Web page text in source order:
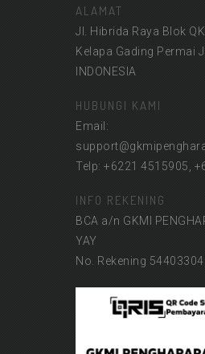
ALAMAT
Jl. Hibrida Raya Blok
Kelapa Gading Permai
INDONESIA
HUBUNGI KAMI
Email:
Telp: +6221 4515905,
INFO REKENING
BCA a/n GKMI
YAY
No. Rekening